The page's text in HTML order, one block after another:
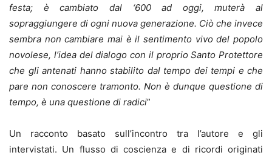
festa; è cambiato dal ‘600 ad oggi, muterà al
sopraggiungere di ogni nuova generazione. Ciò che invece
sembra non cambiare mai è il sentimento vivo del popolo
novolese, l’idea del dialogo con il proprio Santo Protettore
che gli antenati hanno stabilito dal tempo dei tempi e che
pare non conoscere tramonto. Non è dunque questione di
tempo, è una questione di radici”
Un racconto basato sull’incontro tra l’autore e gli
intervistati. Un flusso di coscienza e di ricordi originati